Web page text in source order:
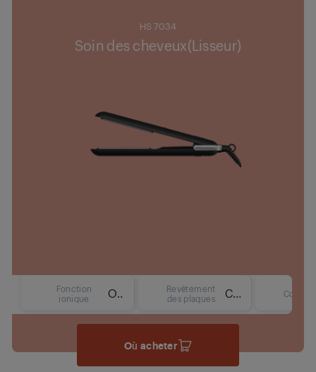
HS 7034
Soin des cheveux(Lisseur)
Fonction
ionique
Oui
Revêtement
des plaques
Céramique Couleur
Où acheter